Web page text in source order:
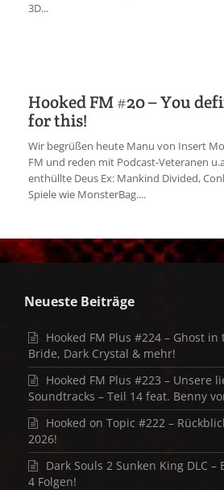
3D...
Hooked FM #20 – You
for this!
Wir begrüßen heute Manu von Insert
FM und reden mit Podcast-Veteranen
enthüllte Deus Ex: Mankind Divided,
Spiele wie MonsterBag....
Neueste Beiträge
Hooked FM Plus #224 – Ghost
Bride, Dark Crystal & mehr!
Hooked FM Plus #223 – Unsere
Soundtracks – Teil 14 feat. Benny
Hooked on Topic #222 –
2026!
Dark Souls 2 Sunken King DLC –
4 Folgen!